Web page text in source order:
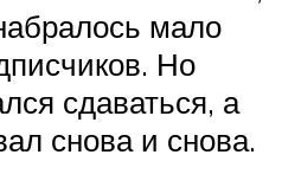
мало
Но
сдаваться, а
снова и снова.